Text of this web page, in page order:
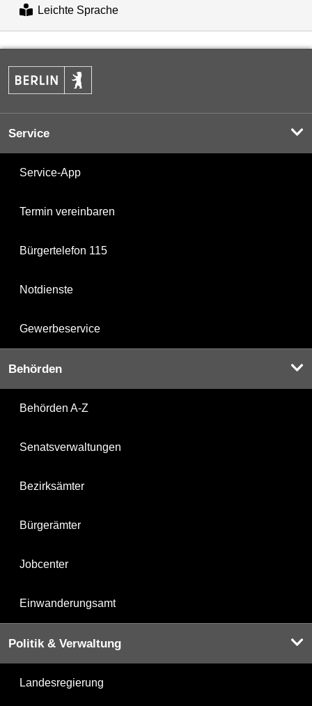
Leichte Sprache
Service
Service-App
Termin vereinbaren
Bürgertelefon 115
Notdienste
Gewerbeservice
Behörden
Behörden A-Z
Senatsverwaltungen
Bezirksämter
Bürgerämter
Jobcenter
Einwanderungsamt
Politik & Verwaltung
Landesregierung